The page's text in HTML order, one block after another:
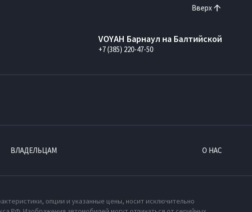
Вверх
VOYAH Барнаул на Балтийской
+7 (385) 220-47-50
ВЛАДЕЛЬЦАМ О НАС
опции и указанные цены, носит исключительно